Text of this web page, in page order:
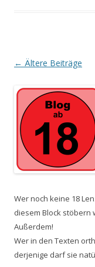
Beitrags-
← Ältere Beiträge
Wer noch keine 18
diesem Block stöbern
Außerdem!
Wer in den Texten
derjenige darf sie